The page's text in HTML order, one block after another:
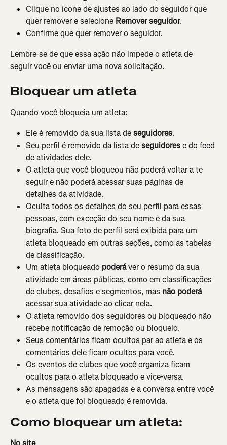
Clique no ícone de ajustes ao lado do seguidor que
quer remover e selecione Remover seguidor.
Confirme que quer remover o seguidor.
Lembre-se de que essa ação não impede o atleta de
seguir você ou enviar uma nova solicitação.
Bloquear um atleta
Quando você bloqueia um atleta:
Ele é removido da sua lista de seguidores.
Seu perfil é removido da lista de seguidores e do feed
de atividades dele.
O atleta que você bloqueou não poderá voltar a te
seguir e não poderá acessar suas páginas de
detalhes da atividade.
Oculta todos os detalhes do seu perfil para essas
pessoas, com exceção do seu nome e da sua
biografia. Sua foto de perfil será exibida para um
atleta bloqueado em outras seções, como as tabelas
de classificação.
Um atleta bloqueado poderá ver o resumo da sua
atividade em áreas públicas, como em classificações
de clubes, desafios e segmentos, mas não poderá
acessar sua atividade ao clicar nela.
O atleta removido dos seguidores ou bloqueado não
recebe notificação de remoção ou bloqueio.
Seus comentários ficam ocultos par ao atleta e os
comentários dele ficam ocultos para você.
Os eventos de clubes que você organiza ficam
ocultos para o atleta bloqueado e vice-versa.
As mensagens são apagadas e a conversa entre você
e o atleta que foi bloqueado é removida.
Como bloquear um atleta: